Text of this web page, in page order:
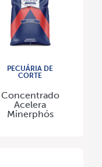
PECUÁRIA DE
CORTE
Concentrado
Acelera
Minerphós